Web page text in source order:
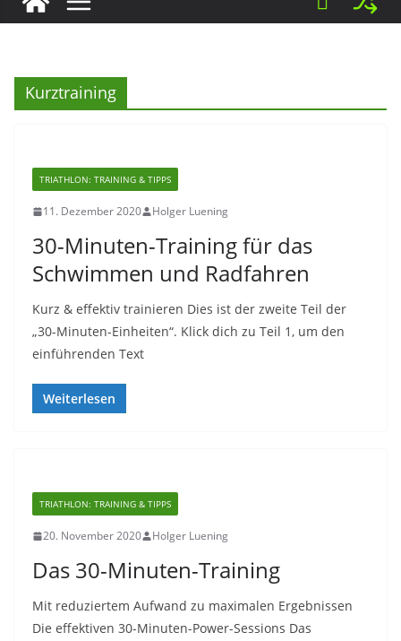
Kurztraining
TRIATHLON: TRAINING & TIPPS
11. Dezember 2020 Holger Luening
30-Minuten-Training für das
Schwimmen und Radfahren
Kurz & effektiv trainieren Dies ist der zweite Teil der
„30-Minuten-Einheiten“. Klick dich zu Teil 1, um den
einführenden Text
Weiterlesen
TRIATHLON: TRAINING & TIPPS
20. November 2020 Holger Luening
Das 30-Minuten-Training
Mit reduziertem Aufwand zu maximalen Ergebnissen
Die effektiven 30-Minuten-Power-Sessions Das